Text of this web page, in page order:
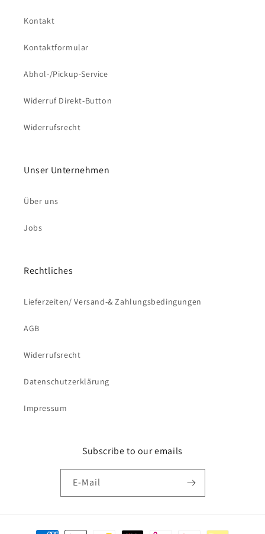
Kontakt
Kontaktformular
Abhol-/Pickup-Service
Widerruf Direkt-Button
Widerrufsrecht
Unser Unternehmen
Über uns
Jobs
Rechtliches
Lieferzeiten/ Versand-& Zahlungsbedingungen
AGB
Widerrufsrecht
Datenschutzerklärung
Impressum
Subscribe to our emails
E-Mail
Zahlungsmethoden